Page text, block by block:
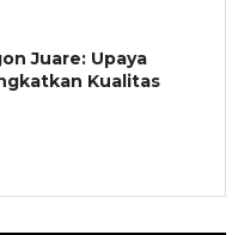
Juare: Upaya
Kualitas